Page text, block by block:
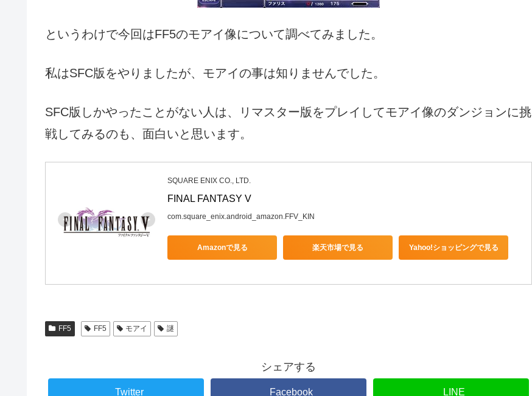
というわけで今回はFF5のモアイ像について調べてみました。
私はSFC版をやりましたが、モアイの事は知りませんでした。
SFC版しかやったことがない人は、リマスター版をプレイしてモアイ像のダンジョンに挑
戦してみるのも、面白いと思います。
SQUARE ENIX CO., LTD.
FINAL FANTASY V
com.square_enix.android_amazon.FFV_KIN
Amazonで見る 楽天市場で見る Yahoo!ショッピングで見る
FF5 FF5 モアイ 謎
シェアする
Twitter Facebook LINE